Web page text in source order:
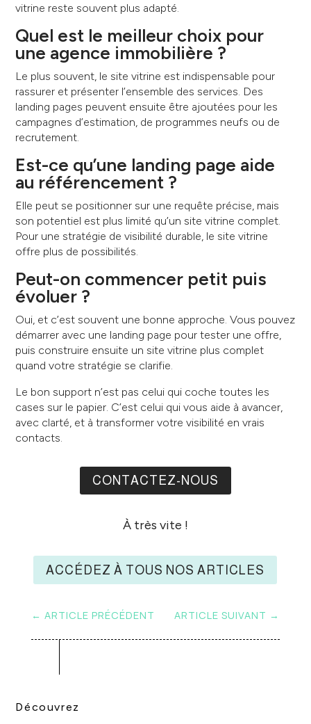
vitrine reste souvent plus adapté.
Quel est le meilleur choix pour
une agence immobilière ?
Le plus souvent, le site vitrine est indispensable pour
rassurer et présenter l’ensemble des services. Des
landing pages peuvent ensuite être ajoutées pour les
campagnes d’estimation, de programmes neufs ou de
recrutement.
Est-ce qu’une landing page aide
au référencement ?
Elle peut se positionner sur une requête précise, mais
son potentiel est plus limité qu’un site vitrine complet.
Pour une stratégie de visibilité durable, le site vitrine
offre plus de possibilités.
Peut-on commencer petit puis
évoluer ?
Oui, et c’est souvent une bonne approche. Vous pouvez
démarrer avec une landing page pour tester une offre,
puis construire ensuite un site vitrine plus complet
quand votre stratégie se clarifie.
Le bon support n’est pas celui qui coche toutes les
cases sur le papier. C’est celui qui vous aide à avancer,
avec clarté, et à transformer votre visibilité en vrais
contacts.
CONTACTEZ-NOUS
À très vite !
ACCÉDEZ À TOUS NOS ARTICLES
← ARTICLE PRÉCÉDENT ARTICLE SUIVANT →
Découvrez